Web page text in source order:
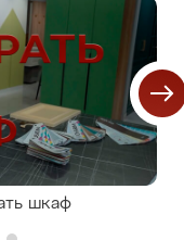
шкаф